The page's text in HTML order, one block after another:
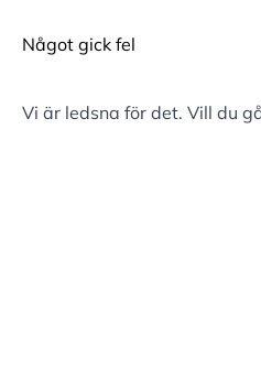
Något gick fel
Vi är ledsna för det. Vill du